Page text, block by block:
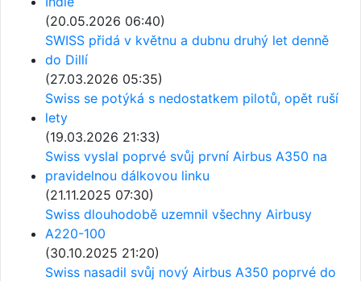
(20.05.2026 06:40)
SWISS přidá v květnu a dubnu druhý let denně
do Dillí
(27.03.2026 05:35)
Swiss se potýká s nedostatkem pilotů, opět ruší
lety
(19.03.2026 21:33)
Swiss vyslal poprvé svůj první Airbus A350 na
pravidelnou dálkovou linku
(21.11.2025 07:30)
Swiss dlouhodobě uzemnil všechny Airbusy
A220-100
(30.10.2025 21:20)
Swiss nasadil svůj nový Airbus A350 poprvé do